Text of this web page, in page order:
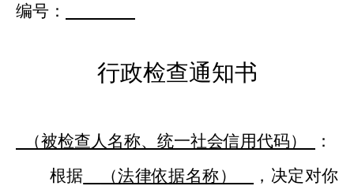
编号：
行政检查通知书
（被检查人名称、统一社会信用代码）
：
根据
（法律依据名称）
，决定对你